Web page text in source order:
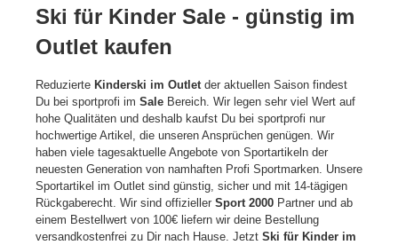
Ski für Kinder Sale - günstig im
Outlet kaufen
Reduzierte Kinderski im Outlet der aktuellen Saison findest
Du bei sportprofi im Sale Bereich. Wir legen sehr viel Wert auf
hohe Qualitäten und deshalb kaufst Du bei sportprofi nur
hochwertige Artikel, die unseren Ansprüchen genügen. Wir
haben viele tagesaktuelle Angebote von Sportartikeln der
neuesten Generation von namhaften Profi Sportmarken. Unsere
Sportartikel im Outlet sind günstig, sicher und mit 14-tägigen
Rückgaberecht. Wir sind offizieller Sport 2000 Partner und ab
einem Bestellwert von 100€ liefern wir deine Bestellung
versandkostenfrei zu Dir nach Hause. Jetzt Ski für Kinder im